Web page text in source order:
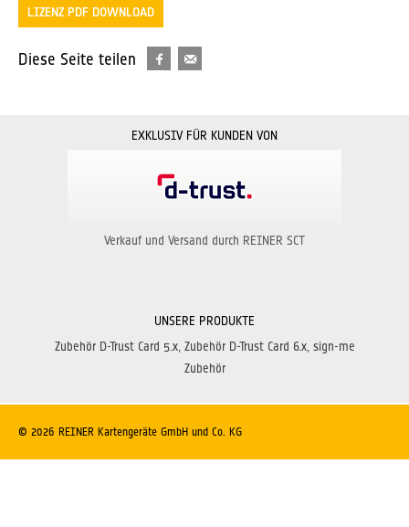
LIZENZ PDF DOWNLOAD
Diese Seite teilen
EXKLUSIV FÜR KUNDEN VON
Verkauf und Versand durch REINER SCT
UNSERE PRODUKTE
Zubehör D-Trust Card 5.x Zubehör D-Trust Card 6.x sign-me
Zubehör
© 2026 REINER Kartengeräte GmbH und Co. KG